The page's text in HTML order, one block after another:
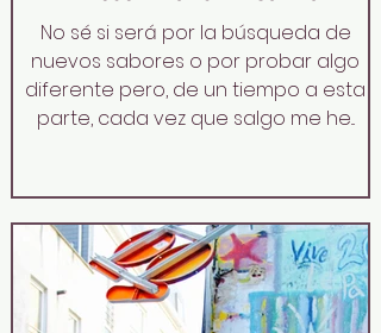
No sé si será por la búsqueda de
nuevos sabores o por probar algo
diferente pero, de un tiempo a esta
parte, cada vez que salgo me he...